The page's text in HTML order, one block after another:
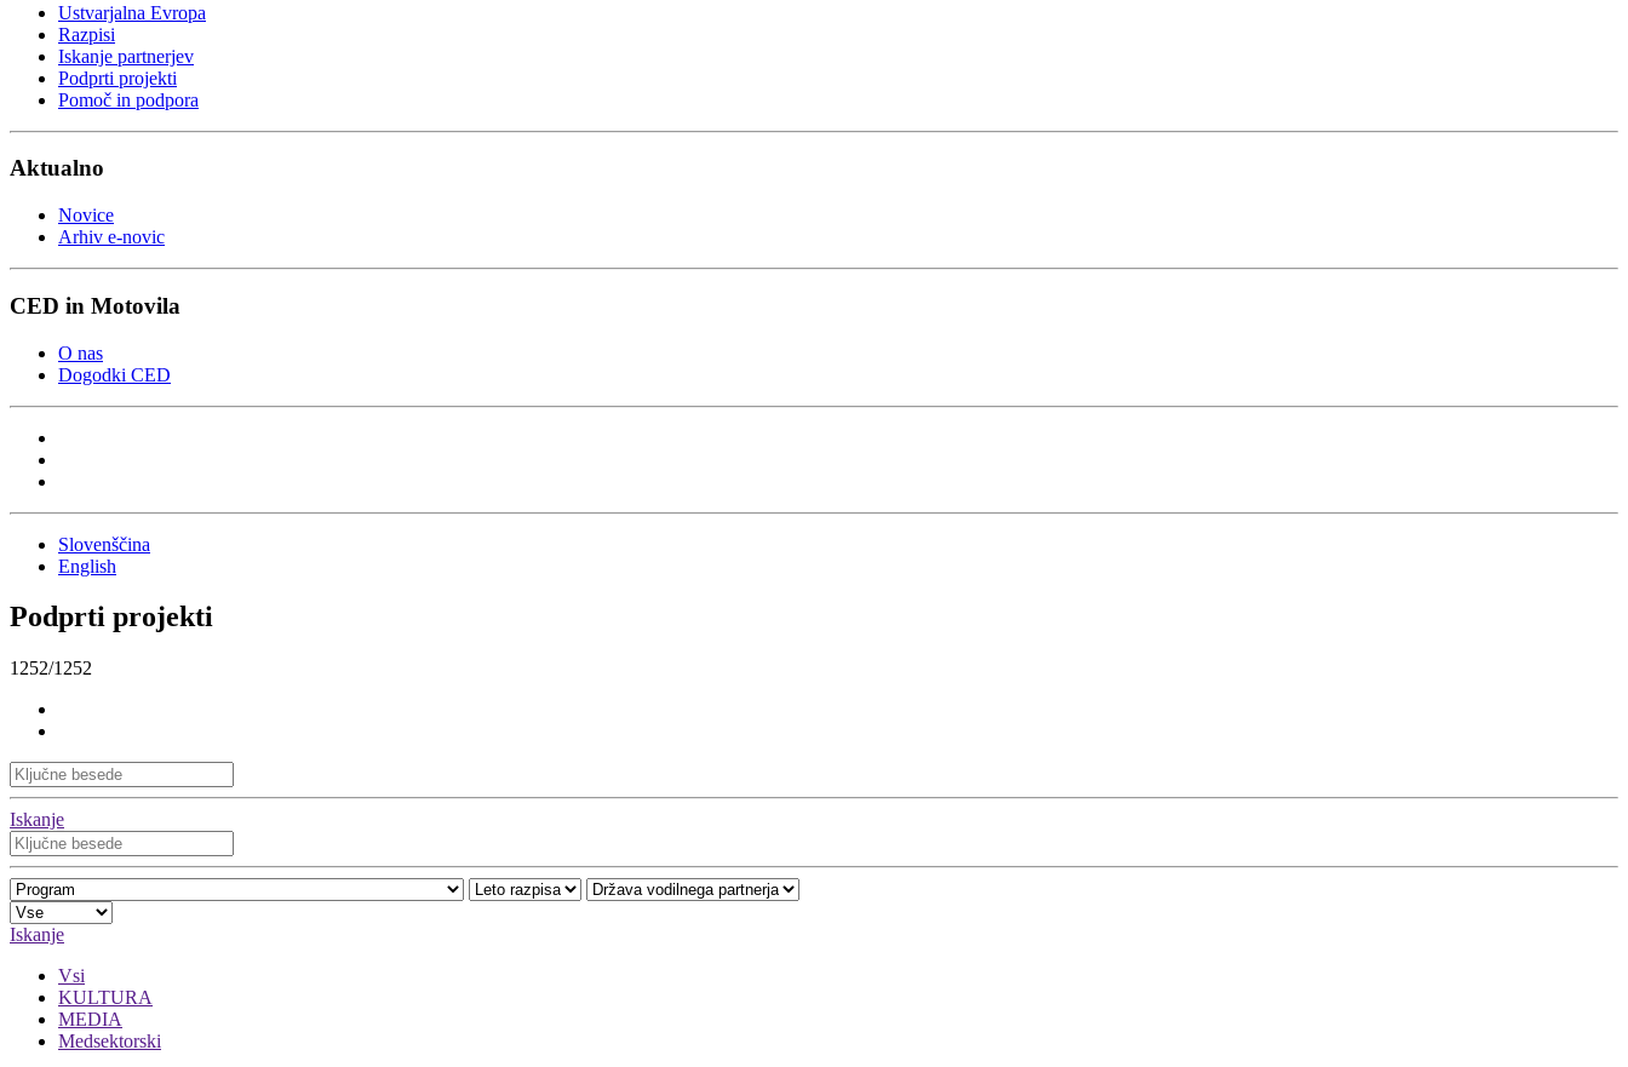
Ustvarjalna Evropa
Razpisi
Iskanje partnerjev
Podprti projekti
Pomoč in podpora
Aktualno
Novice
Arhiv e-novic
CED in Motovila
O nas
Dogodki CED
Slovenščina
English
Podprti projekti
1252/1252
Iskanje
Iskanje
Vsi
KULTURA
MEDIA
Medsektorski